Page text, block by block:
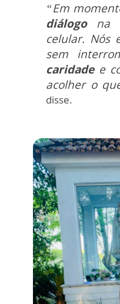
“Em
diálogona
celular. Nós
sem
caridade e
acolher o
disse.